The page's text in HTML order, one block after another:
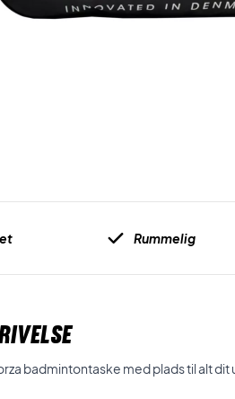
Rummelig
badmintontaske med plads til alt